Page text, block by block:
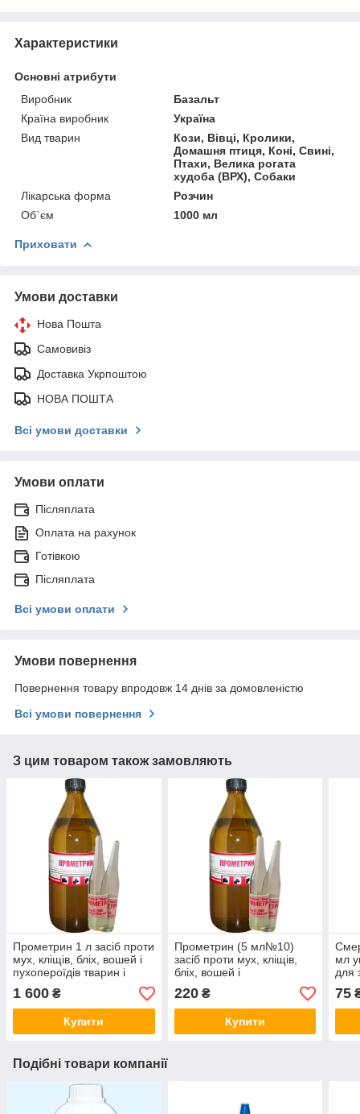
Характеристики
Основні атрибути
Виробник
Базальт
Країна виробник
Україна
Вид тварин
Кози, Вівці, Кролики,
Домашня птиця, Коні, Свині,
Птахи, Велика рогата
худоба (ВРХ), Собаки
Лікарська форма
Розчин
Об`єм
1000 мл
Приховати
Умови доставки
Нова Пошта
Самовивіз
Доставка Укрпоштою
НОВА ПОШТА
Всі умови доставки
Умови оплати
Післяплата
Оплата на рахунок
Готівкою
Післяплата
Всі умови оплати
Умови повернення
Повернення товару впродовж 14 днів за домовленістю
Всі умови повернення
З цим товаром також замовляють
Прометрин 1 л засіб проти
мух, кліщів, бліх, вошей і
пухопероїдів тварин і
птиці
1 600 ₴
Купити
Прометрин (5 мл№10)
засіб проти мух, кліщів,
бліх, вошей і
пухопероедов тварин і
птиці
220₴
Купити
мл
для
75
Подібні товари компанії